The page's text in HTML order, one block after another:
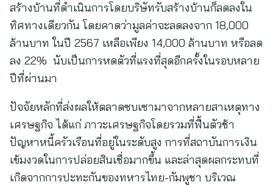
สร้างบ้านที่ดำเนินการโดยบริษัทรับสร้างบ้านก็ลดลงใน
ทิศทางเดียวกัน โดยคาดว่ามูลค่าจะลดลงจาก 18,000
ล้านบาท ในปี 2567 เหลือเพียง 14,000 ล้านบาท หรือลด
ลง 22% นับเป็นการหดตัวที่แรงที่สุดอีกครั้งในรอบหลาย
ปีที่ผ่านมา
ปัจจัยหลักที่ส่งผลให้ตลาดซบเซามาจากหลายสาเหตุทาง
เศรษฐกิจ ได้แก่ ภาวะเศรษฐกิจโดยรวมที่ฟื้นตัวช้า
ปัญหาหนี้ครัวเรือนที่อยู่ในระดับสูง การที่สถาบันการเงิน
เข้มงวดในการปล่อยสินเชื่อมากขึ้น และล่าสุดผลกระทบที่
เกิดจากการปะทะกันของทหารไทย-กัมพูชา บริเวณ